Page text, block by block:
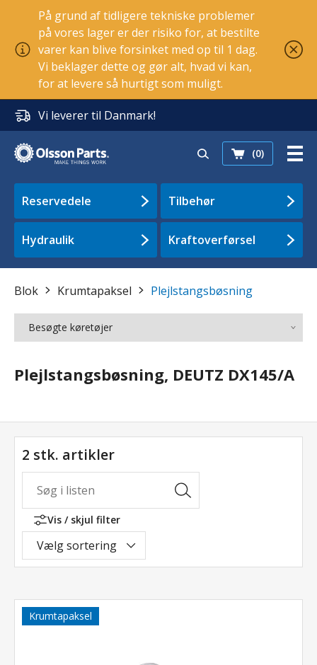
På grund af tidligere tekniske problemer
på vores lager er der risiko for, at bestilte
varer kan blive forsinket med op til 1 dag.
Vi beklager dette og gør alt, hvad vi kan,
for at levere så hurtigt som muligt.
Vi leverer til Danmark!
(0)
Reservedele Tilbehør
Hydraulik Kraftoverførsel
Blok Krumtapaksel Plejlstangsbøsning
Besøgte køretøjer
Plejlstangsbøsning, DEUTZ DX145/A
2 stk. artikler
Vis / skjul filter
Vælg sortering
Krumtapaksel